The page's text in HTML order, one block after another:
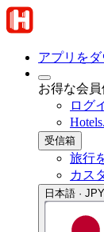
アプリを
お得な会
ログ
受信箱
旅行
カス
日本語 ·